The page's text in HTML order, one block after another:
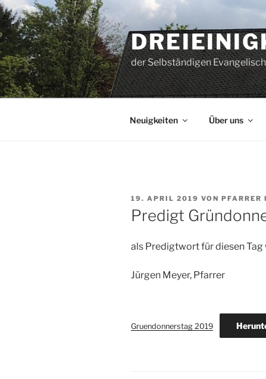
Zum
Inhalt
springen
der Selbständigen
Neuigkeiten Über uns
VERÖFFENTLICHT
AM
19. APRIL 2019 VON PFARRER
Predigt
als Predigtwort für diesen Tag
Jürgen Meyer, Pfarrer
Gruendonnerstag 2019